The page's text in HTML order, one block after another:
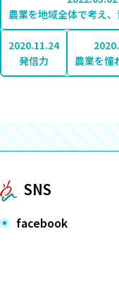
農業を地域全体で考え
2020.11.24
発信力
農業を憧
SNS
facebook